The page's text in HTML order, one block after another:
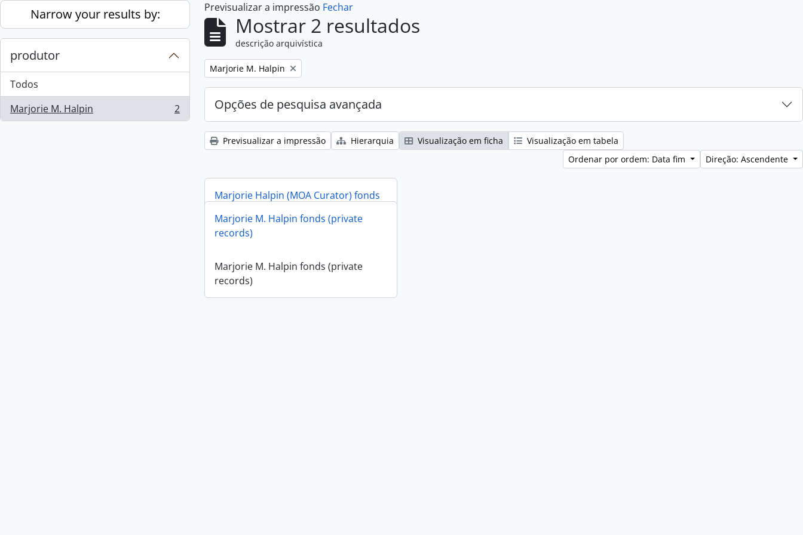
Skip to main content
Narrow your results by:
produtor
Todos
Marjorie M. Halpin
, 2 resultados 2
Previsualizar a impressão Fechar
Mostrar 2 resultados
descrição arquivística
Remove filter:
Marjorie M. Halpin
Opções de pesquisa avançada
Previsualizar a impressão Hierarquia Visualização em ficha
Visualização em tabela
Ordenar por ordem: Data fim
Direção: Ascendente
Marjorie Halpin (MOA Curator) fonds
Marjorie Halpin (MOA Curator) fonds
Marjorie M. Halpin fonds (private
records)
Marjorie M. Halpin fonds (private
records)